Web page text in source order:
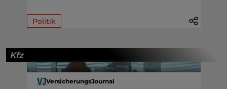
Politik
Kfz
VersicherungsJournal